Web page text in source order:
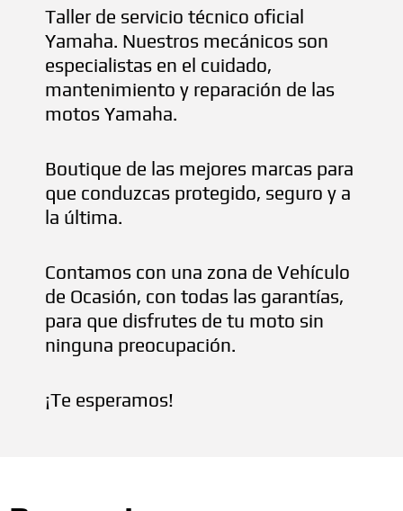
Taller de servicio técnico oficial
Yamaha. Nuestros mecánicos son
especialistas en el cuidado,
mantenimiento y reparación de las
motos Yamaha.
Boutique de las mejores marcas para
que conduzcas protegido, seguro y a
la última.
Contamos con una zona de Vehículo
de Ocasión, con todas las garantías,
para que disfrutes de tu moto sin
ninguna preocupación.
¡Te esperamos!